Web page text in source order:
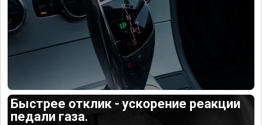
Быстрее отклик - ускорение реакции
педали газа.